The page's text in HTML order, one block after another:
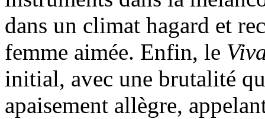
dans un climat hagard et
femme aimée. Enfin, le
initial, avec une brutalité
apaisement allègre,